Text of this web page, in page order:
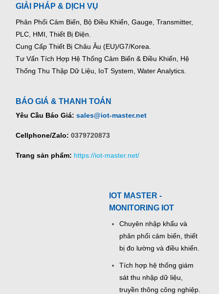
GIẢI PHÁP & DỊCH VỤ
Phân Phối Cảm Biến, Bộ Điều Khiển, Gauge, Transmitter,
PLC, HMI, Thiết Bị Điện.
Cung Cấp Thiết Bị Châu Âu (EU)/G7/Korea.
Tư Vấn Tích Hợp Hệ Thống Cảm Biến & Điều Khiển, Hệ
Thống Thu Thập Dữ Liệu, IoT System, Water Analytics.
BÁO GIÁ & THANH TOÁN
Yêu Cầu Báo Giá: sales@iot-master.net
Cellphone/Zalo: 0379720873
Trang sản phẩm: https://iot-master.net/
IOT MASTER -
MONITORING IOT
Chuyên nhập khẩu và
phân phối cảm biến, thiết
bị đo lường và điều khiển.
Tích hợp hệ thống giám
sát thu nhập dữ liệu,
truyền thông công nghiệp.